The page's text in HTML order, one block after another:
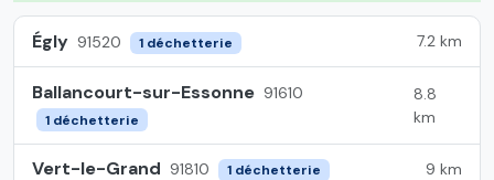
Égly 91520 1 déchetterie 7.2 km
Ballancourt-sur-Essonne 91610
1 déchetterie
8.8
km
Vert-le-Grand 91810 1 déchetterie 9 km